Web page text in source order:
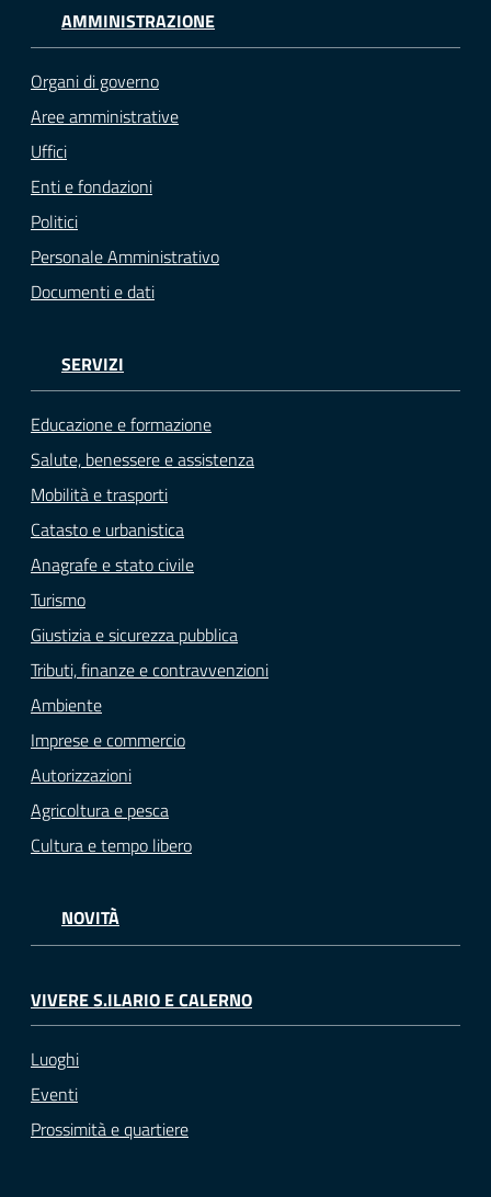
AMMINISTRAZIONE
Organi di governo
Aree amministrative
Uffici
Enti e fondazioni
Politici
Personale Amministrativo
Documenti e dati
SERVIZI
Educazione e formazione
Salute, benessere e assistenza
Mobilità e trasporti
Catasto e urbanistica
Anagrafe e stato civile
Turismo
Giustizia e sicurezza pubblica
Tributi, finanze e contravvenzioni
Ambiente
Imprese e commercio
Autorizzazioni
Agricoltura e pesca
Cultura e tempo libero
NOVITÀ
VIVERE S.ILARIO E CALERNO
Luoghi
Eventi
Prossimità e quartiere